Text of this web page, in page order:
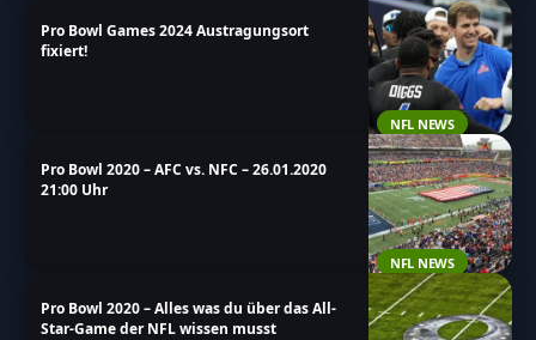
NFL NEWS
Pro Bowl Games 2024 Austragungsort
fixiert!
NFL NEWS
Pro Bowl 2020 – AFC vs. NFC – 26.01.2020
21:00 Uhr
Pro Bowl 2020 – Alles was du über das All-
Star-Game der NFL wissen musst